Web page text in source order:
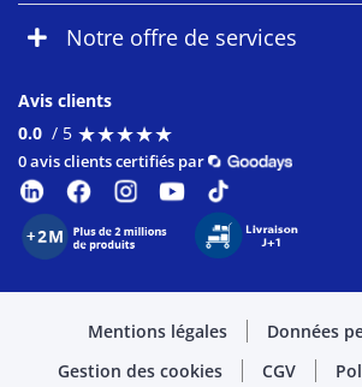
Notre offre de services
Avis clients
0.0 / 5 ★★★★★
★★★★★
0 avis clients certifiés par
Mentions légales
Données
Gestion des cookies
CGV